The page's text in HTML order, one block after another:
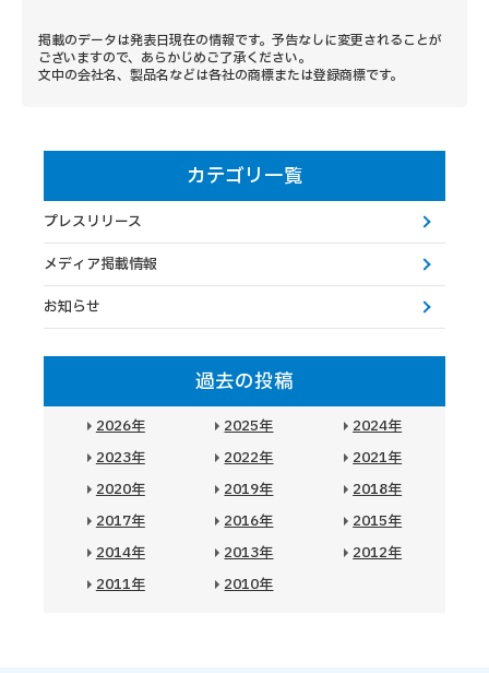
掲載のデータは発表日現在の情報です。予告なしに変更されることが
ございますので、あらかじめご了承ください。
文中の会社名、製品名などは各社の商標または登録商標です。
カテゴリ一覧
プレスリリース
メディア掲載情報
お知らせ
過去の投稿
2026年 2025年
2024年
2023年
2022年
2021年
2020年
2019年
2018年
2017年
2016年
2015年
2014年
2013年
2012年
2011年
2010年